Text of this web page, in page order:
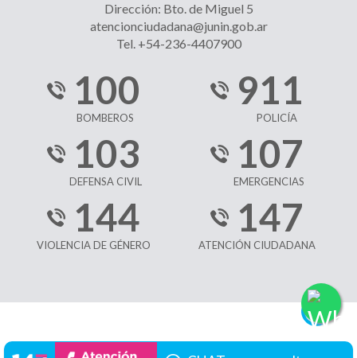
Dirección: Bto. de Miguel 5
atencionciudadana@junin.gob.ar
Tel. +54-236-4407900
100
BOMBEROS
911
POLICÍA
103
DEFENSA CIVIL
107
EMERGENCIAS
144
VIOLENCIA DE GÉNERO
147
ATENCIÓN CIUDADANA